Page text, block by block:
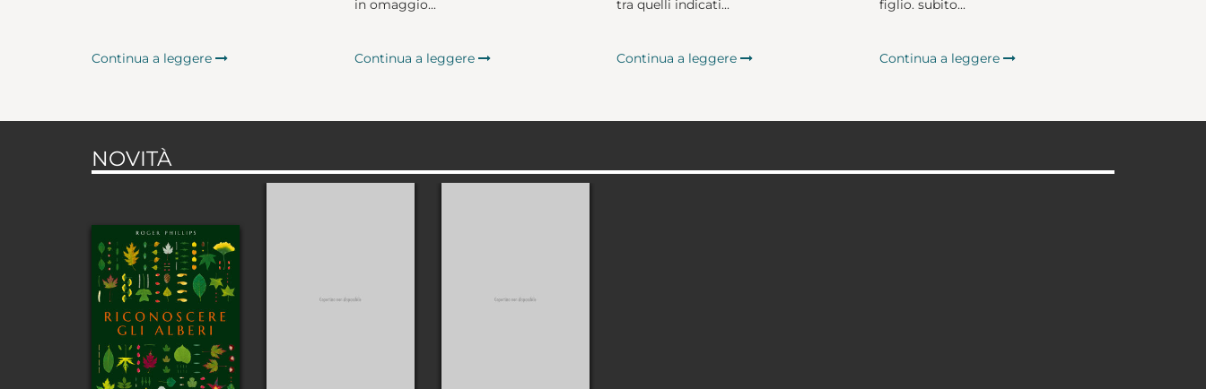
Continua a leggere
in omaggio...
Continua a leggere
tra quelli indicati...
Continua a leggere
figlio. subito...
Continua a leggere
NOVITÀ